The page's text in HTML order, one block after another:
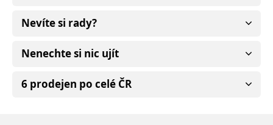
Nevíte si rady?
Nenechte si nic ujít
6 prodejen po celé ČR